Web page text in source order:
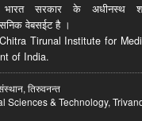
भारत सरकार के अधीनस्थ
वेबसईट है ।
Tirunal Institute for
of India.
संस्थान, तिरुवनन्त
Sciences & Technology,